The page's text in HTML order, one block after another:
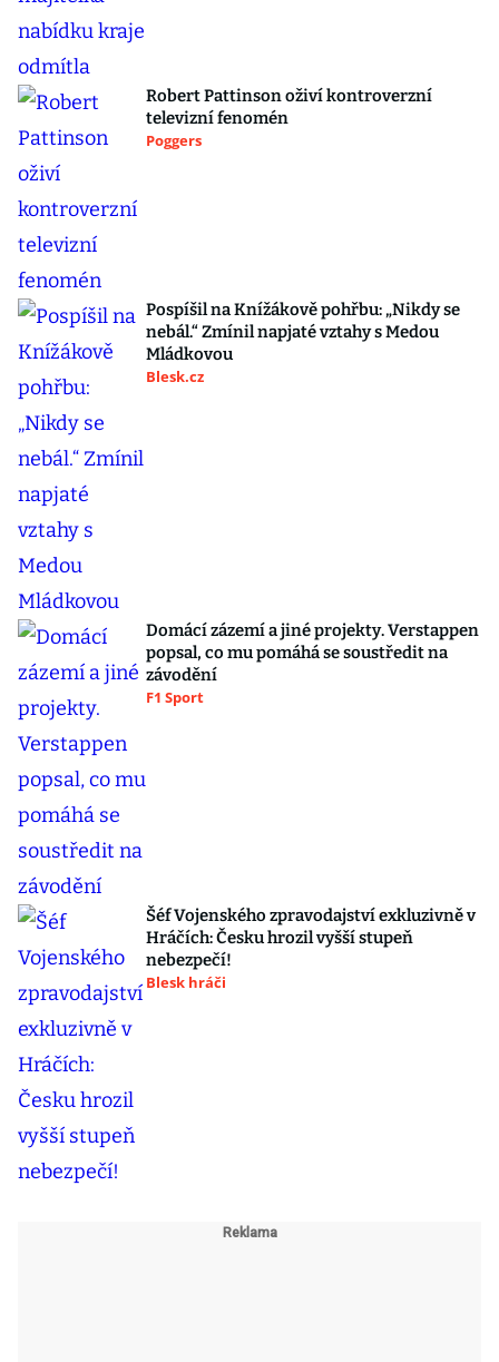
Robert Pattinson oživí kontroverzní
televizní fenomén
Poggers
Pospíšil na Knížákově pohřbu: „Nikdy se
nebál.“ Zmínil napjaté vztahy s Medou
Mládkovou
Blesk.cz
Domácí zázemí a jiné projekty. Verstappen
popsal, co mu pomáhá se soustředit na
závodění
F1 Sport
Šéf Vojenského zpravodajství exkluzivně v
Hráčích: Česku hrozil vyšší stupeň
nebezpečí!
Blesk hráči